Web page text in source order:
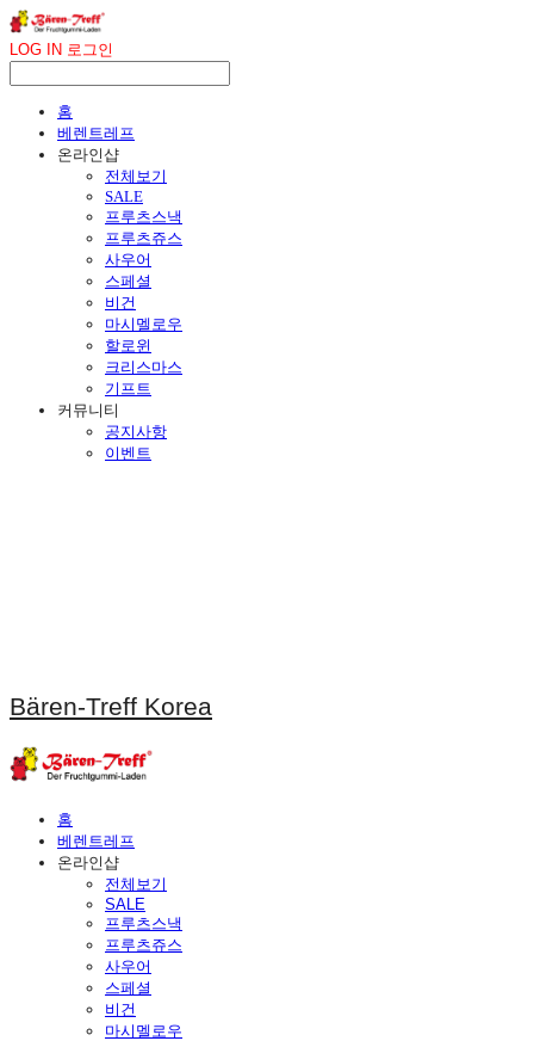
LOG IN 로그인
홈
베렌트레프
온라인샵
전체보기
SALE
프루츠스낵
프루츠쥬스
사우어
스페셜
비건
마시멜로우
할로윈
크리스마스
기프트
커뮤니티
공지사항
이벤트
Bären-Treff Korea
홈
베렌트레프
온라인샵
전체보기
SALE
프루츠스낵
프루츠쥬스
사우어
스페셜
비건
마시멜로우